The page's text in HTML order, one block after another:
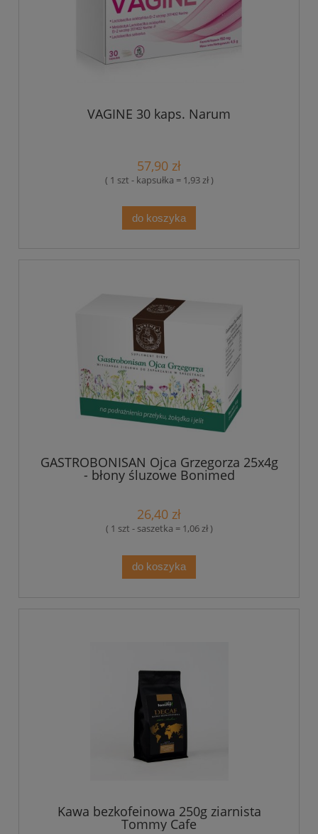
VAGINE 30 kaps. Narum
57,90 zł
( 1 szt - kapsułka = 1,93 zł )
do koszyka
GASTROBONISAN Ojca Grzegorza 25x4g
- błony śluzowe Bonimed
26,40 zł
( 1 szt - saszetka = 1,06 zł )
do koszyka
Kawa bezkofeinowa 250g ziarnista
Tommy Cafe